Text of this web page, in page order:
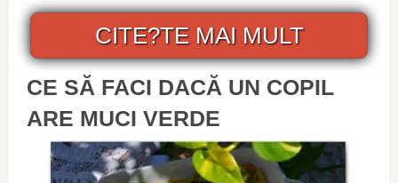
CITE?TE MAI MULT
CE SĂ FACI DACĂ UN COPIL
ARE MUCI VERDE